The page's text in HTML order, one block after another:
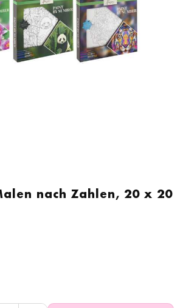
nach Zahlen, 20 x 20